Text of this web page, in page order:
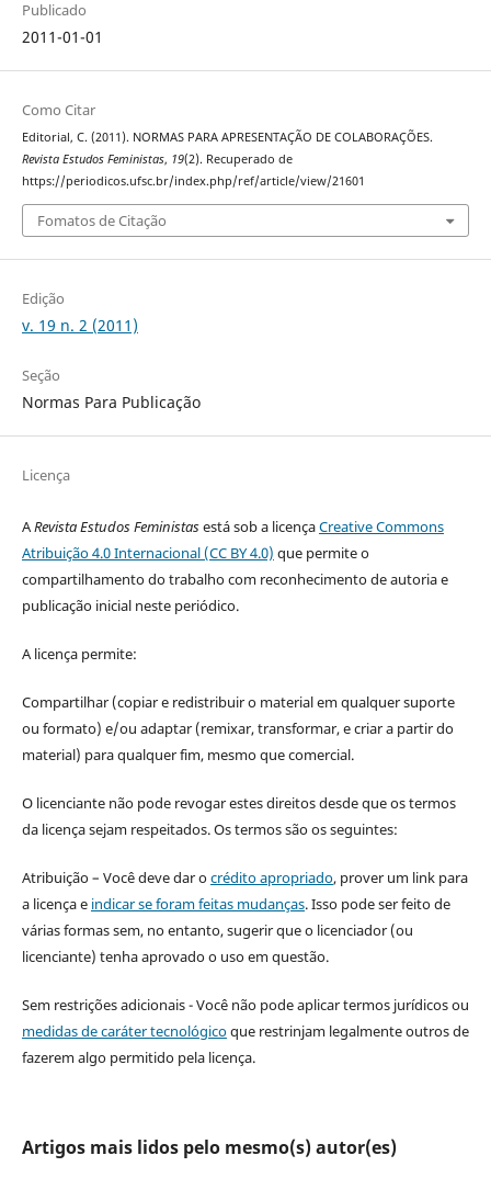
Publicado
2011-01-01
Como Citar
Editorial, C. (2011). NORMAS PARA APRESENTAÇÃO DE COLABORAÇÕES.
Revista Estudos Feministas, 19(2). Recuperado de
https://periodicos.ufsc.br/index.php/ref/article/view/21601
Fomatos de Citação
Edição
v. 19 n. 2 (2011)
Seção
Normas Para Publicação
Licença
ARevista Estudos Feministasestá sob a licençaCreative Commons
Atribuição 4.0 Internacional (CC BY 4.0) que permite o
compartilhamento do trabalho com reconhecimento de autoria e
publicação inicial neste periódico.
A licença permite:
Compartilhar (copiar e redistribuir o material em qualquer suporte
ou formato) e/ou adaptar (remixar, transformar, e criar a partir do
material) para qualquer fim, mesmo que comercial.
O licenciante não pode revogar estes direitos desde que os termos
da licença sejam respeitados. Os termos são os seguintes:
Atribuição – Você deve dar ocrédito apropriado, prover um link para
a licença e indicar se foram feitas mudanças. Isso pode ser feito de
várias formas sem, no entanto, sugerir que o licenciador (ou
licenciante) tenha aprovado o uso em questão.
Sem restrições adicionais - Você não pode aplicar termos jurídicos ou
medidas de caráter tecnológicoque restrinjam legalmente outros de
fazerem algo permitido pela licença.
Artigos mais lidos pelo mesmo(s) autor(es)